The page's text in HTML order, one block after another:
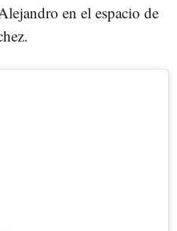
en el espacio de